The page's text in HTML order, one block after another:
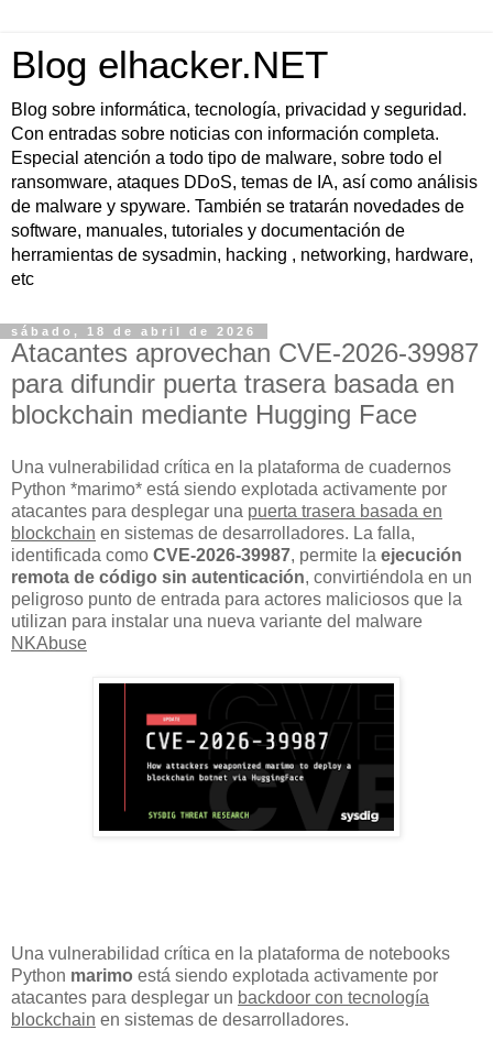
Blog elhacker.NET
Blog sobre informática, tecnología, privacidad y seguridad.
Con entradas sobre noticias con información completa.
Especial atención a todo tipo de malware, sobre todo el
ransomware, ataques DDoS, temas de IA, así como análisis
de malware y spyware. También se tratarán novedades de
software, manuales, tutoriales y documentación de
herramientas de sysadmin, hacking , networking, hardware,
etc
sábado, 18 de abril de 2026
Atacantes aprovechan CVE-2026-39987
para difundir puerta trasera basada en
blockchain mediante Hugging Face
Una vulnerabilidad crítica en la plataforma de cuadernos
Python *marimo* está siendo explotada activamente por
atacantes para desplegar una puerta trasera basada en
blockchain en sistemas de desarrolladores. La falla,
identificada como CVE-2026-39987, permite la ejecución
remota de código sin autenticación, convirtiéndola en un
peligroso punto de entrada para actores maliciosos que la
utilizan para instalar una nueva variante del malware
NKAbuse
Una vulnerabilidad crítica en la plataforma de notebooks
Python marimo está siendo explotada activamente por
atacantes para desplegar un backdoor con tecnología
blockchain en sistemas de desarrolladores.